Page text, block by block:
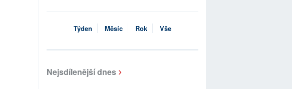
Týden Měsíc Rok Vše
Nejsdílenější dnes